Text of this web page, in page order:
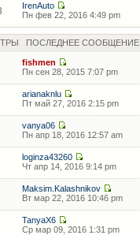
IrenAuto
Пн фев 22, 2016 4:49 pm
ПОСЛЕДНЕЕ СООБЩЕНИЕ
fishmen
Пн сен 28, 2015 7:07 pm
arianaknlu
Пт май 27, 2016 2:15 pm
vanya06
Пн апр 18, 2016 12:57 am
loginza43260
Чт апр 14, 2016 9:14 pm
Maksim.Kalashnikov
Вт мар 22, 2016 10:46 pm
TanyaX6
Ср мар 09, 2016 1:31 pm